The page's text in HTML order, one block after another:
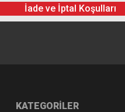
İade ve İptal Koşulları
KATEGORİLER